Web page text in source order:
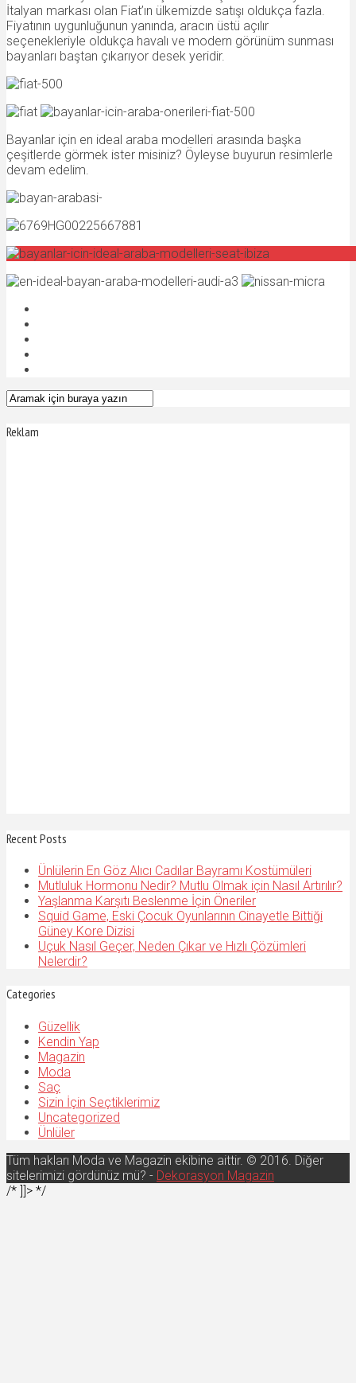
İtalyan markası olan Fiat’ın ülkemizde satışı oldukça fazla.
Fiyatının uygunluğunun yanında, aracın üstü açılır
seçenekleriyle oldukça havalı ve modern görünüm sunması
bayanları baştan çıkarıyor desek yeridir.
Bayanlar için en ideal araba modelleri arasında başka
çeşitlerde görmek ister misiniz? Öyleyse buyurun resimlerle
devam edelim.
Reklam
Recent Posts
Ünlülerin En Göz Alıcı Cadılar Bayramı Kostümüleri
Mutluluk Hormonu Nedir? Mutlu Olmak için Nasıl Artırılır?
Yaşlanma Karşıtı Beslenme İçin Öneriler
Squid Game, Eski Çocuk Oyunlarının Cinayetle Bittiği
Güney Kore Dizisi
Uçuk Nasıl Geçer, Neden Çıkar ve Hızlı Çözümleri
Nelerdir?
Categories
Güzellik
Kendin Yap
Magazin
Moda
Saç
Sizin İçin Seçtiklerimiz
Uncategorized
Ünlüler
Tüm hakları Moda ve Magazin ekibine aittir. © 2016. Diğer
sitelerimizi gördünüz mü? - Dekorasyon Magazin
/* ]]> */